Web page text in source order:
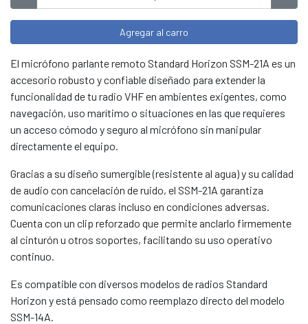
Agregar al carro
El micrófono parlante remoto Standard Horizon SSM-21A es un
accesorio robusto y confiable diseñado para extender la
funcionalidad de tu radio VHF en ambientes exigentes, como
navegación, uso marítimo o situaciones en las que requieres
un acceso cómodo y seguro al micrófono sin manipular
directamente el equipo.
Gracias a su diseño sumergible (resistente al agua) y su calidad
de audio con cancelación de ruido, el SSM-21A garantiza
comunicaciones claras incluso en condiciones adversas.
Cuenta con un clip reforzado que permite anclarlo firmemente
al cinturón u otros soportes, facilitando su uso operativo
continuo.
Es compatible con diversos modelos de radios Standard
Horizon y está pensado como reemplazo directo del modelo
SSM-14A.